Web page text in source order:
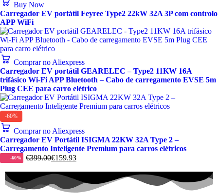
Buy Now
Carregador EV portátil Feyree Type2 22kW 32A 3P com controlo
APP WiFi
Comprar no Aliexpress
Carregador EV portátil GEARELEC – Type2 11KW 16A
trifásico Wi-Fi APP Bluetooth – Cabo de carregamento EVSE 5m
Plug CEE para carro elétrico
-60%
Comprar no Aliexpress
Carregador EV Portátil ISIGMA 22KW 32A Type 2 –
Carregamento Inteligente Premium para carros elétricos
-60% €399.00€159.93